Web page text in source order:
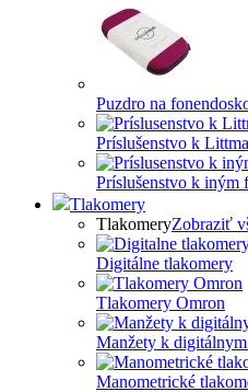
Puzdro na
Príslušenstvo k
Príslušenstvo k iným
Tlakomery
TlakomeryZobraziť
Digitálne tlakomery
Tlakomery Omron
Manžety k
Manometrické